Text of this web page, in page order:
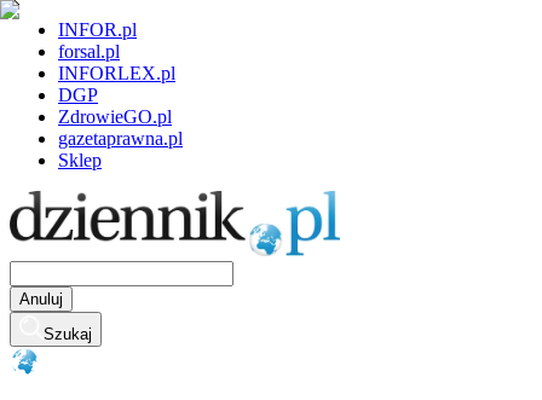
INFOR.pl
forsal.pl
INFORLEX.pl
DGP
ZdrowieGO.pl
gazetaprawna.pl
Sklep
Anuluj
Szukaj